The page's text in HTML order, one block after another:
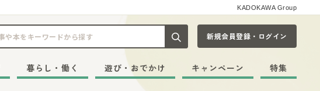
KADOKAWA Group
記事や本をキーワードから探す
新規会員登録・ログイン
暮らし・働く 遊び・おでかけ キャンペーン 特集